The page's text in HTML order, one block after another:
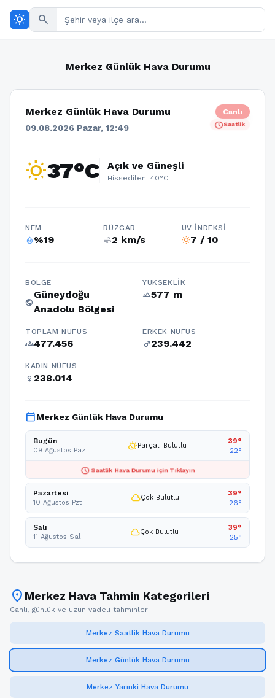
wb_sunny search
Merkez Günlük Hava Durumu
Merkez Günlük Hava Durumu
09.08.2026 Pazar, 12:49
Canlı
scheduleSaatlik
wb_sunny37°C Açık ve Güneşli
Hissedilen: 40°C
NEM
humidity_percentage%19
RÜZGAR
air2 km/s
UV İNDEKSI
wb_sunny7 / 10
BÖLGE
public
Güneydoğu
Anadolu Bölgesi
YÜKSEKLIK
terrain577 m
TOPLAM NÜFUS
groups477.456
ERKEK NÜFUS
male239.442
KADIN NÜFUS
female 238.014
calendar_todayMerkez Günlük Hava Durumu
Bugün
09 Ağustos Paz partly_cloudy_dayParçalı Bulutlu
39°
22°
schedule Saatlik Hava Durumu için Tıklayın
Pazartesi
10 Ağustos Pzt cloudÇok Bulutlu
39°
26°
Salı
11 Ağustos Sal cloudÇok Bulutlu
39°
25°
location_on Merkez Hava Tahmin Kategorileri
Canlı, günlük ve uzun vadeli tahminler
Merkez Saatlik Hava Durumu
Merkez Günlük Hava Durumu
Merkez Yarınki Hava Durumu